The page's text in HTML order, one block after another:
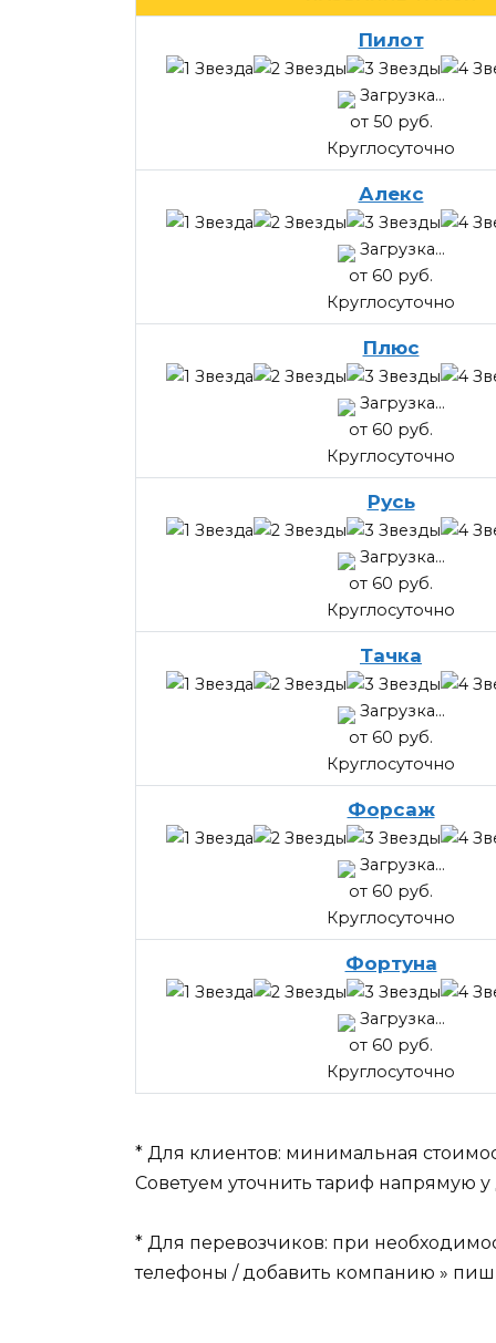
Пилот
Загрузка...
от 50 руб.
Круглосуточно
Алекс
Загрузка...
от 60 руб.
Круглосуточно
Плюс
Загрузка...
от 60 руб.
Круглосуточно
Русь
Загрузка...
от 60 руб.
Круглосуточно
Тачка
Загрузка...
от 60 руб.
Круглосуточно
Форсаж
Загрузка...
от 60 руб.
Круглосуточно
Фортуна
Загрузка...
от 60 руб.
Круглосуточно
* Для клиентов: минимальная
Советуем уточнить тариф напрямую у
* Для перевозчиков: при
телефоны / добавить компанию »